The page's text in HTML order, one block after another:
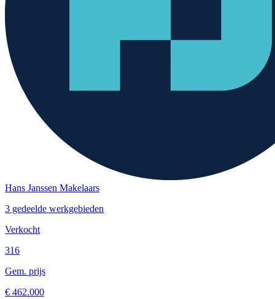
Hans Janssen Makelaars
3 gedeelde werkgebieden
Verkocht
316
Gem. prijs
€ 462.000